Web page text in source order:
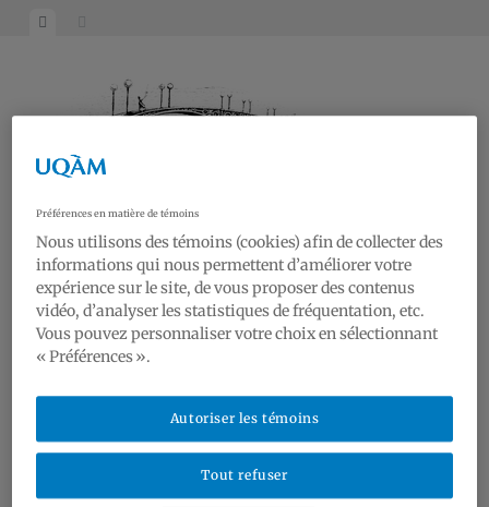
RAA19
Réseau Art et Architecture du 19e siècle | Research on Art and Architecture of the
19th century
Conférences | Lectures
Galerie | Gallery
Préférences en matière de témoins
Nous utilisons des témoins (cookies) afin de collecter des
informations qui nous permettent d’améliorer votre
expérience sur le site, de vous proposer des contenus
vidéo, d’analyser les statistiques de fréquentation, etc.
Vous pouvez personnaliser votre choix en sélectionnant
« Préférences ».
Tout refuser
Autoriser les témoins